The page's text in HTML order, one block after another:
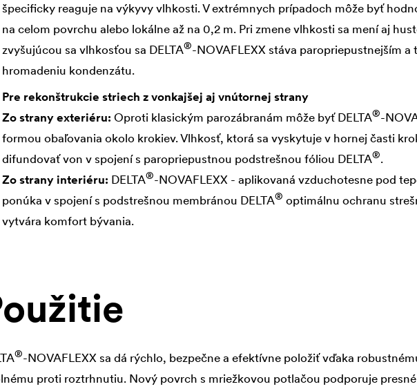
špecificky reaguje na výkyvy vlhkosti. V extrémnych prípadoch môže byť
na celom povrchu alebo lokálne až na 0,2 m. Pri zmene vlhkosti sa mení aj
zvyšujúcou sa vlhkosťou sa DELTA®-NOVAFLEXX stáva paropriepustnejším a
hromadeniu kondenzátu.
Pre rekonštrukcie striech z vonkajšej aj vnútornej strany
Zo strany exteriéru: Oproti klasickým parozábranám môže byťDELTA®-
formou obaľovania okolo krokiev. Vlhkosť, ktorá sa vyskytuje v hornej časti
difundovať von v spojení s paropriepustnou podstrešnou fóliou DELTA®.
Zo strany interiéru: DELTA®-NOVAFLEXX - aplikovaná vzduchotesne pod
ponúka v spojení s podstrešnou membránou DELTA® optimálnu ochranu
vytvára komfort bývania.
®-NOVAFLEXX sa dá rýchlo, bezpečne a efektívne položiť vďaka
proti roztrhnutiu. Nový povrch s mriežkovou potlačou podporuje